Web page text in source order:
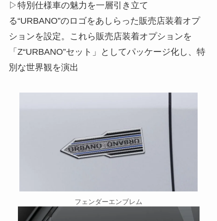
▷特別仕様車の魅力を一層引き立て
る“URBANO”のロゴをあしらった販売店装着オプ
ションを設定。これら販売店装着オプションを
「Z“URBANO”セット」としてパッケージ化し、特
別な世界観を演出
フェンダーエンブレム